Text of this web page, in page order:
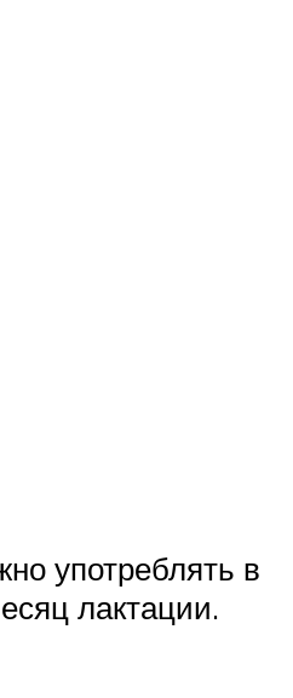
употреблять в
лактации.